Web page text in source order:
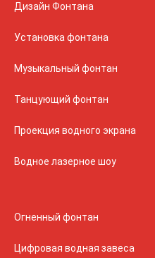
Дизайн Фонтана
Установка фонтана
Музыкальный фонтан
Танцующий фонтан
Проекция водного экрана
Водное лазерное шоу
Огненный фонтан
Цифровая водная завеса